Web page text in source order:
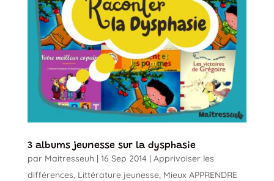
3 albums jeunesse sur la dysphasie
par Maitresseuh | 16 Sep 2014| Apprivoiser les
différences, Littérature jeunesse, Mieux APPRENDRE